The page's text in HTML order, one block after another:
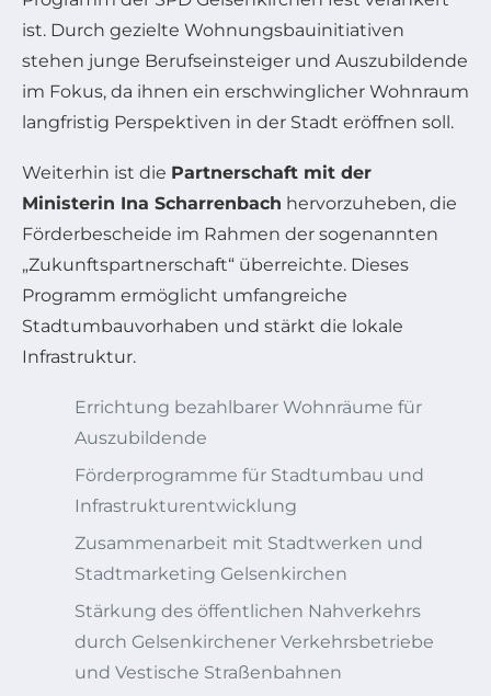
ist. Durch gezielte Wohnungsbauinitiativen
stehen junge Berufseinsteiger und Auszubildende
im Fokus, da ihnen ein erschwinglicher Wohnraum
langfristig Perspektiven in der Stadt eröffnen soll.
Weiterhin ist die Partnerschaft mit der
Ministerin Ina Scharrenbach hervorzuheben, die
Förderbescheide im Rahmen der sogenannten
„Zukunftspartnerschaft“ überreichte. Dieses
Programm ermöglicht umfangreiche
Stadtumbauvorhaben und stärkt die lokale
Infrastruktur.
Errichtung bezahlbarer Wohnräume für
Auszubildende
Förderprogramme für Stadtumbau und
Infrastrukturentwicklung
Zusammenarbeit mit Stadtwerken und
Stadtmarketing Gelsenkirchen
Stärkung des öffentlichen Nahverkehrs
durch Gelsenkirchener Verkehrsbetriebe
und Vestische Straßenbahnen